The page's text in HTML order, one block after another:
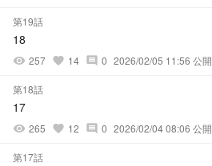
第19話
18
visibility 257 favorite 14 comment 0 2026/02/05 11:56 公開
第18話
17
visibility 265 favorite 12 comment 0 2026/02/04 08:06 公開
第17話